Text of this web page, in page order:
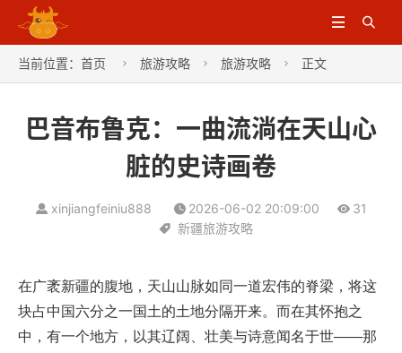


当前位置： 首页  旅游攻略  旅游攻略  正文
巴音布鲁克：一曲流淌在天山心
脏的史诗画卷
xinjiangfeiniu888 2026-06-02 20:09:00
31
新疆旅游攻略
在广袤新疆的腹地，天山山脉如同一道宏伟的脊梁，将这
块占中国六分之一国土的土地分隔开来。而在其怀抱之
中，有一个地方，以其辽阔、壮美与诗意闻名于世——那